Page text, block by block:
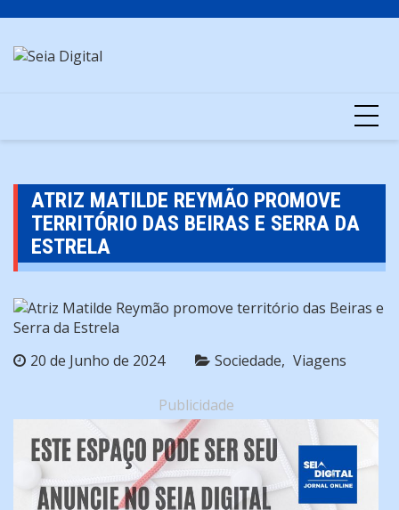
content
ATRIZ MATILDE REYMÃO PROMOVE
TERRITÓRIO DAS BEIRAS E SERRA DA
ESTRELA
20 de Junho de 2024 Sociedade Viagens
Publicidade